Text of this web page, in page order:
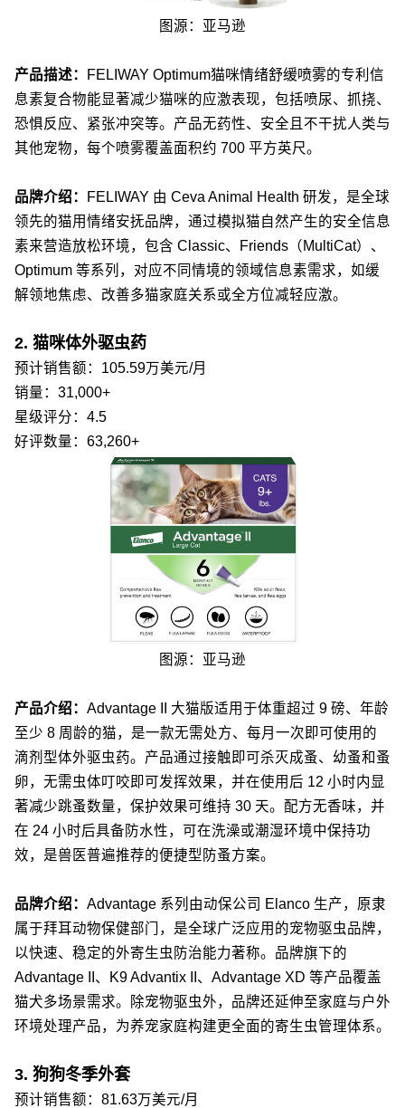
图源：亚马逊
产品描述： FELIWAY Optimum猫咪情绪舒缓喷雾的专利信
息素复合物能显著减少猫咪的应激表现，包括喷尿、抓挠、
恐惧反应、紧张冲突等。产品无药性、安全且不干扰人类与
其他宠物，每个喷雾覆盖面积约 700 平方英尺。
品牌介绍：
FELIWAY 由 Ceva Animal Health 研发，是全球
领先的猫用情绪安抚品牌，通过模拟猫自然产生的安全信息
素来营造放松环境，包含 Classic、Friends（MultiCat）、
Optimum 等系列，对应不同情境的领域信息素需求，如缓
解领地焦虑、改善多猫家庭关系或全方位减轻应激。
2. 猫咪体外驱虫药
预计销售额：105.59万美元/月
销量：31,000+
星级评分：4.5
好评数量：63,260+
图源：亚马逊
产品介绍： Advantage II 大猫版适用于体重超过 9 磅、年龄
至少 8 周龄的猫，是一款无需处方、每月一次即可使用的
滴剂型体外驱虫药。产品通过接触即可杀灭成蚤、幼蚤和蚤
卵，无需虫体叮咬即可发挥效果，并在使用后 12 小时内显
著减少跳蚤数量，保护效果可维持 30 天。配方无香味，并
在 24 小时后具备防水性，可在洗澡或潮湿环境中保持功
效，是兽医普遍推荐的便捷型防蚤方案。
品牌介绍： Advantage 系列由动保公司 Elanco 生产，原隶
属于拜耳动物保健部门，是全球广泛应用的宠物驱虫品牌，
以快速、稳定的外寄生虫防治能力著称。品牌旗下的
Advantage II、K9 Advantix II、Advantage XD 等产品覆盖
猫犬多场景需求。除宠物驱虫外，品牌还延伸至家庭与户外
环境处理产品，为养宠家庭构建更全面的寄生虫管理体系。
3. 狗狗冬季外套
预计销售额：81.63万美元/月